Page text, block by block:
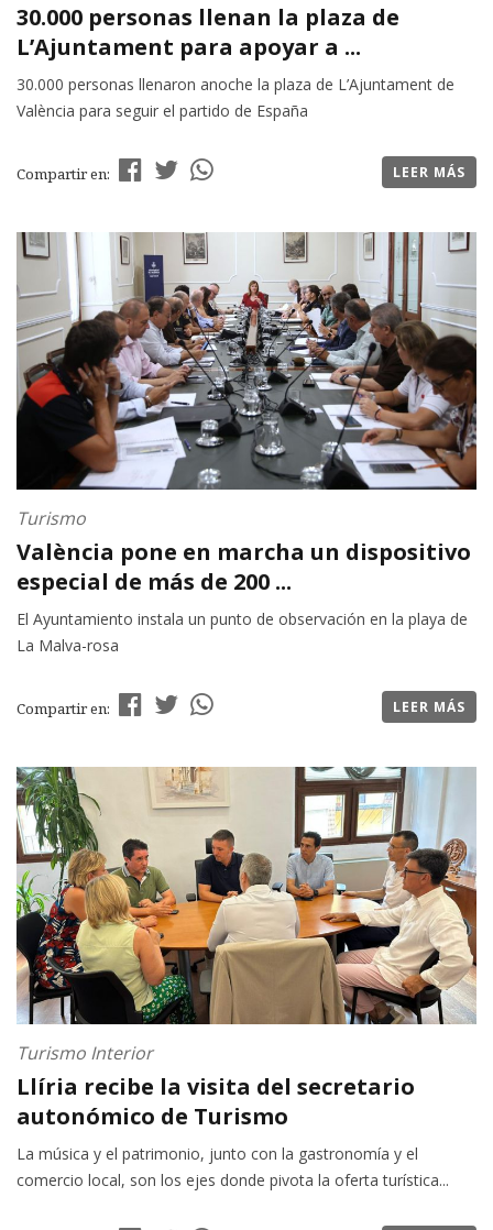
30.000 personas llenan la plaza de
L’Ajuntament para apoyar a ...
30.000 personas llenaron anoche la plaza de L’Ajuntament de
València para seguir el partido de España
Compartir en: LEER MÁS
Turismo
València pone en marcha un dispositivo
especial de más de 200 ...
El Ayuntamiento instala un punto de observación en la playa de
La Malva-rosa
Compartir en: LEER MÁS
Turismo Interior
Llíria recibe la visita del secretario
autonómico de Turismo
La música y el patrimonio, junto con la gastronomía y el
comercio local, son los ejes donde pivota la oferta turística...